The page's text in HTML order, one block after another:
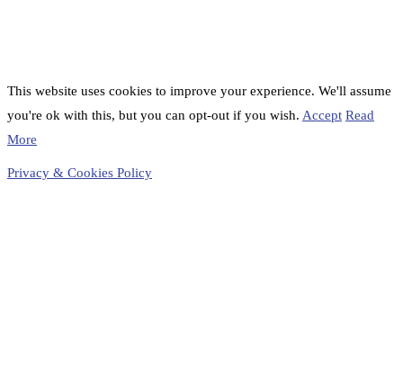
This website uses cookies to improve your experience. We'll assume
you're ok with this, but you can opt-out if you wish. Accept Read
More
Privacy & Cookies Policy